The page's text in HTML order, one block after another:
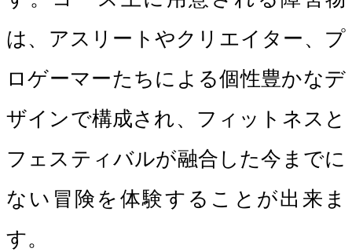
は、アスリートやクリエイター、プ
ロゲーマーたちによる個性豊かなデ
ザインで構成され、フィットネスと
フェスティバルが融合した今までに
ない冒険を体験することが出来ま
す。